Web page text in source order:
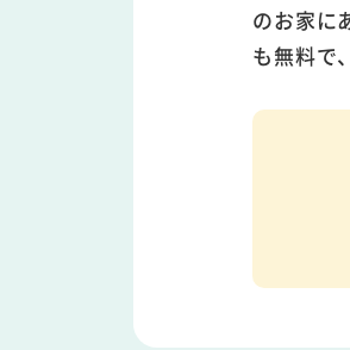
のお家に
も無料